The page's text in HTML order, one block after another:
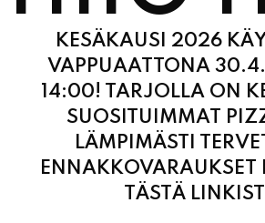
VAPPUAATTONA
14:00! TARJOLLA ON
SUOSITUIMMAT
LÄMPIMÄSTI
ENNAKKOVARAUKSET
TÄSTÄ